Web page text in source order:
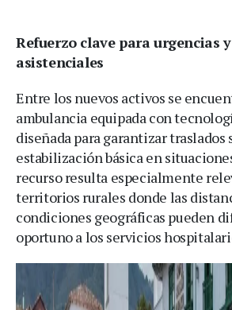
Refuerzo clave para urgencias
asistenciales
Entre los nuevos activos se
ambulancia equipada con
diseñada para garantizar traslados
estabilización básica en
recurso resulta especialmente
territorios rurales donde las
condiciones geográficas pueden
oportuno a los servicios